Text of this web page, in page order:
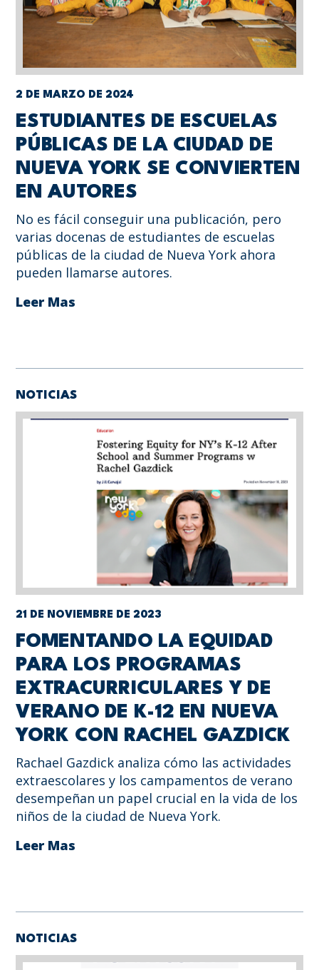
2 DE MARZO DE 2024
ESTUDIANTES DE ESCUELAS
PÚBLICAS DE LA CIUDAD DE
NUEVA YORK SE CONVIERTEN
EN AUTORES
No es fácil conseguir una publicación, pero
varias docenas de estudiantes de escuelas
públicas de la ciudad de Nueva York ahora
pueden llamarse autores.
Leer Mas
NOTICIAS
21 DE NOVIEMBRE DE 2023
FOMENTANDO LA EQUIDAD
PARA LOS PROGRAMAS
EXTRACURRICULARES Y DE
VERANO DE K-12 EN NUEVA
YORK CON RACHEL GAZDICK
Rachael Gazdick analiza cómo las actividades
extraescolares y los campamentos de verano
desempeñan un papel crucial en la vida de los
niños de la ciudad de Nueva York.
Leer Mas
NOTICIAS